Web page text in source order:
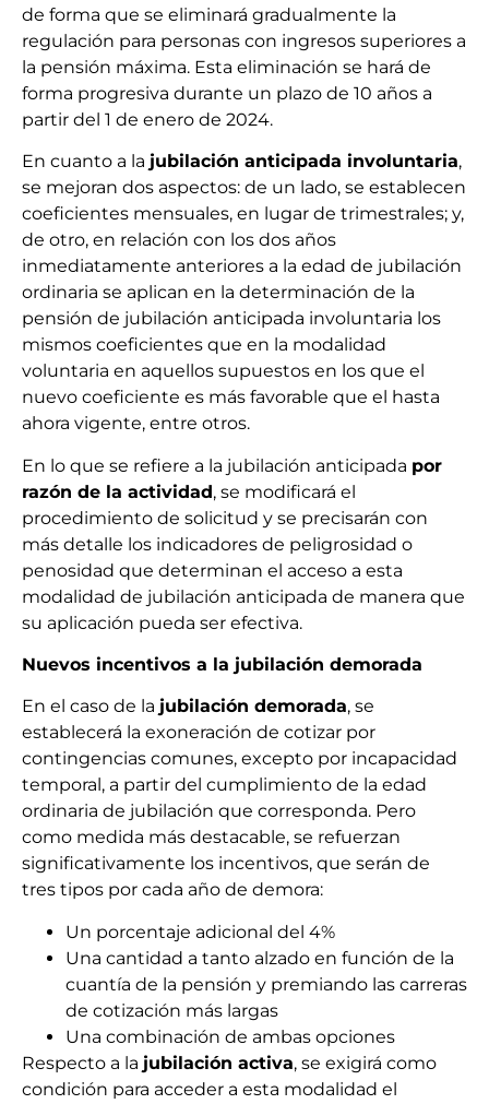
de forma que se eliminará gradualmente la
regulación para personas con ingresos superiores a
la pensión máxima. Esta eliminación se hará de
forma progresiva durante un plazo de 10 años a
partir del 1 de enero de 2024.
En cuanto a la jubilación anticipada involuntaria,
se mejoran dos aspectos: de un lado, se establecen
coeficientes mensuales, en lugar de trimestrales; y,
de otro, en relación con los dos años
inmediatamente anteriores a la edad de jubilación
ordinaria se aplican en la determinación de la
pensión de jubilación anticipada involuntaria los
mismos coeficientes que en la modalidad
voluntaria en aquellos supuestos en los que el
nuevo coeficiente es más favorable que el hasta
ahora vigente, entre otros.
En lo que se refiere a la jubilación anticipada por
razón de la actividad, se modificará el
procedimiento de solicitud y se precisarán con
más detalle los indicadores de peligrosidad o
penosidad que determinan el acceso a esta
modalidad de jubilación anticipada de manera que
su aplicación pueda ser efectiva.
Nuevos incentivos a la jubilación demorada
En el caso de la jubilación demorada, se
establecerá la exoneración de cotizar por
contingencias comunes, excepto por incapacidad
temporal, a partir del cumplimiento de la edad
ordinaria de jubilación que corresponda. Pero
como medida más destacable, se refuerzan
significativamente los incentivos, que serán de
tres tipos por cada año de demora:
Un porcentaje adicional del 4%
Una cantidad a tanto alzado en función de la
cuantía de la pensión y premiando las carreras
de cotización más largas
Una combinación de ambas opciones
Respecto a la jubilación activa, se exigirá como
condición para acceder a esta modalidad el